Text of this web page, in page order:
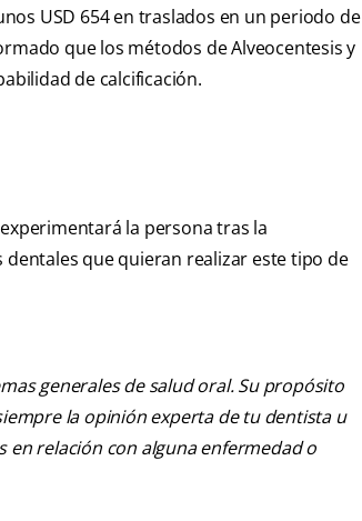
USD 654 en traslados en un periodo de
que los métodos de Alveocentesis y
de calcificación.
la persona tras la
que quieran realizar este tipo de
generales de salud oral. Su propósito
la opinión experta de tu dentista u
en relación con alguna enfermedad o